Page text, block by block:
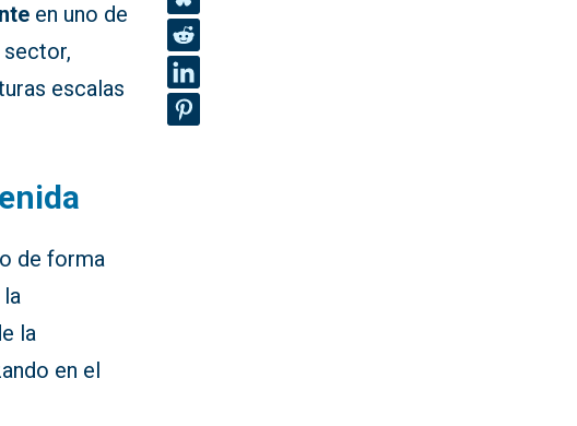
en uno de
escalas
de forma
la
en el